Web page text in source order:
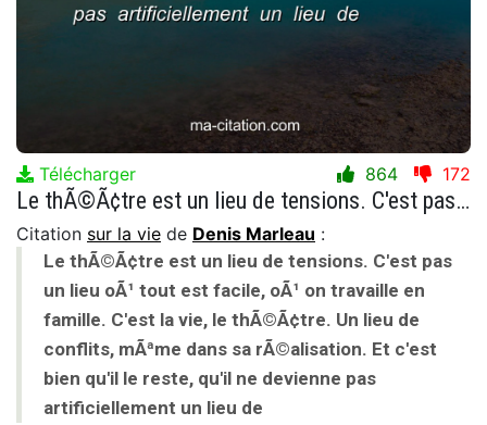
Télécharger 864 172
Le thÃ©Ã¢tre est un lieu de tensions. C'est pas un lieu oÃ¹ tout est facile, oÃ¹ on travaille en famille. C'est la vie, le thÃ©Ã¢tre. Un lieu de conflits, mÃªme dans sa rÃ©alisation. Et c'est bien qu'il le reste, qu'il ne devienne pas artificiellement un lieu de
Citation sur la vie de Denis Marleau :
Le thÃ©Ã¢tre est un lieu de tensions. C'est pas
un lieu oÃ¹ tout est facile, oÃ¹ on travaille en
famille. C'est la vie, le thÃ©Ã¢tre. Un lieu de
conflits, mÃªme dans sa rÃ©alisation. Et c'est
bien qu'il le reste, qu'il ne devienne pas
artificiellement un lieu de